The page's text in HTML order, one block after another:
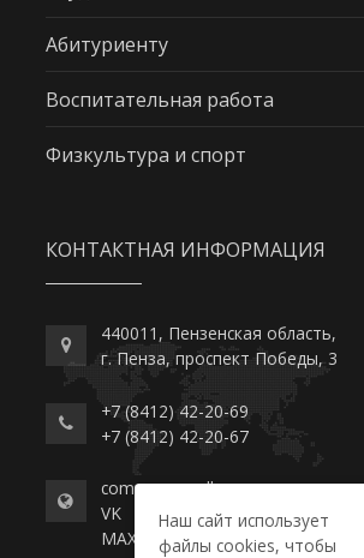
Абитуриенту
Воспитательная работа
Физкультура и спорт
КОНТАКТНАЯ ИНФОРМАЦИЯ
440011, Пензенская область,
г. Пенза, проспект Победы, 3
+7 (8412) 42-20-69
+7 (8412) 42-20-67
commerce-college.ru
VK
MAX
Наш сайт использует
файлы cookies, чтобы